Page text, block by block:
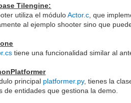
Tilengine:
utiliza el móduloActor.c , que
al ejemplo shooter sino que
tiene una funcionalidad similar al
principal platformer.py, tienes la
de entidades que gestiona la demo.